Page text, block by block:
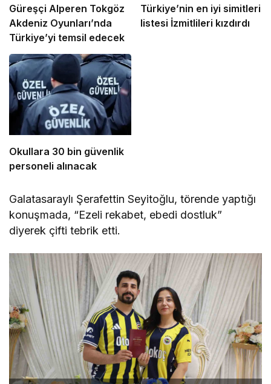
Güreşçi Alperen Tokgöz
Akdeniz Oyunları’nda
Türkiye’yi temsil edecek
Türkiye’nin en iyi simitleri
listesi İzmitlileri kızdırdı
Okullara 30 bin güvenlik
personeli alınacak
Galatasaraylı Şerafettin Seyitoğlu, törende yaptığı
konuşmada, “Ezeli rekabet, ebedi dostluk”
diyerek çifti tebrik etti.